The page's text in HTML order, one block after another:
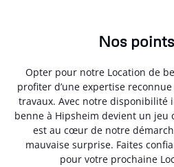
Nos
Opter pour notre Location de
profiter d’une expertise
travaux. Avec notre disponibilité
benne à Hipsheim devient un jeu
est au cœur de notre
mauvaise surprise. Faites
pour votre prochaine